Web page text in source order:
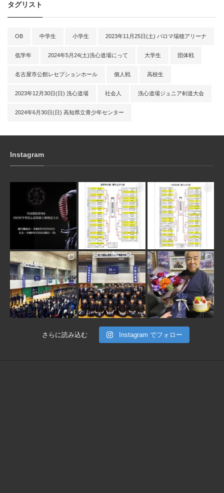
タグリスト
OB 中学生 小学生 2023年11月25日(土) パロマ瑞穂アリーナ
低学年 2024年5月24(土)洗心道場にって 大学生 団体戦
名古屋市公館レセプションホール 個人戦 高校生
2023年12月30日(日) 洗心道場 社会人 洗心道場ジュニア剣道大会
2024年6月30日(日) 高知県立青少年センター
Instagram
1月 31 1月 31
1月 30 1月 30 1月 28
さらに読み込む Instagram でフォロー